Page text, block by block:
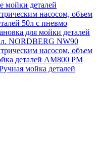
мойки деталей
насосом, объем
50л с пневмо
для мойки деталей
л. NORDBERG NW90
насосом, объем
деталей АМ800 РМ
мойка деталей